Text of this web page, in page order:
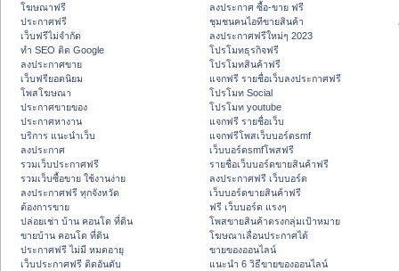
โฆษณาฟรี
ประกาศฟรี
เว็บฟรีไม่จำกัด
ทำ SEO ติด Google
ลงประกาศขาย
เว็บฟรียอดนิยม
โพสโฆษณา
ประกาศขายของ
ประกาศหางาน
บริการ แนะนำเว็บ
ลงประกาศ
รวมเว็บประกาศฟรี
รวมเว็บซื้อขาย ใช้งานง่าย
ลงประกาศฟรี ทุกจังหวัด
ต้องการขาย
ปล่อยเช่า บ้าน คอนโด ที่ดิน
ขายบ้าน คอนโด ที่ดิน
ประกาศฟรี ไม่มี หมดอายุ
เว็บประกาศฟรี ติดอันดับ
ลงประกาศ ซื้อ-ขาย ฟรี
ชุมชนคนไอทีขายสินค้า
ลงประกาศฟรีใหม่ๆ 2023
โปรโมทธุรกิจฟรี
โปรโมทสินค้าฟรี
แจกฟรี รายชื่อเว็บลงประกาศฟรี
โปรโมท Social
โปรโมท youtube
แจกฟรี รายชื่อเว็บ
แจกฟรีโพสเว็บบอร์ดsmf
เว็บบอร์ดsmfโพสฟรี
รายชื่อเว็บบอร์ดขายสินค้าฟรี
ลงประกาศฟรี เว็บบอร์ด
เว็บบอร์ดขายสินค้าฟรี
ฟรี เว็บบอร์ด แรงๆ
โพสขายสินค้าตรงกลุ่มเป้าหมาย
โฆษณาเลื่อนประกาศได้
ขายของออนไลน์
แนะนำ 6 วิธีขายของออนไลน์